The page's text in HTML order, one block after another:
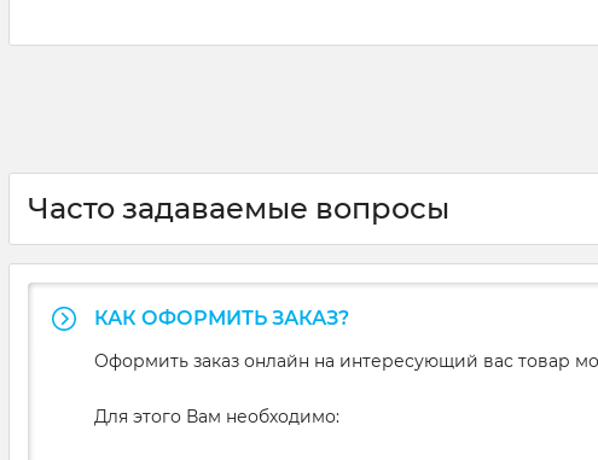
Часто задаваемые вопросы
КАК ОФОРМИТЬ ЗАКАЗ?
Оформить заказ онлайн на интересующий вас товар
Для этого Вам необходимо: